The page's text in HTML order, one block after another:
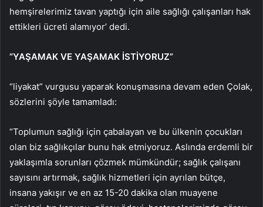
hemşirelerimiz tavan yaptığı için aile sağlığı çalışanları hak
ettikleri ücreti alamıyor’ dedi.
“YAŞAMAK VE YAŞAMAK İSTİYORUZ”
“liyakat” vurgusu yaparak konuşmasına devam eden Çolak,
sözlerini şöyle tamamladı:
“Toplumun sağlığı için çabalayan ve bu ülkenin çocukları
olan biz sağlıkçılar bunu hak etmiyoruz. Aslında erdemli bir
yaklaşımla sorunları çözmek mümkündür; sağlık çalışanı
sayısını artırmak, sağlık hizmetleri için ayrılan bütçe,
insana yakışır ve en az 15-20 dakika olan muayene